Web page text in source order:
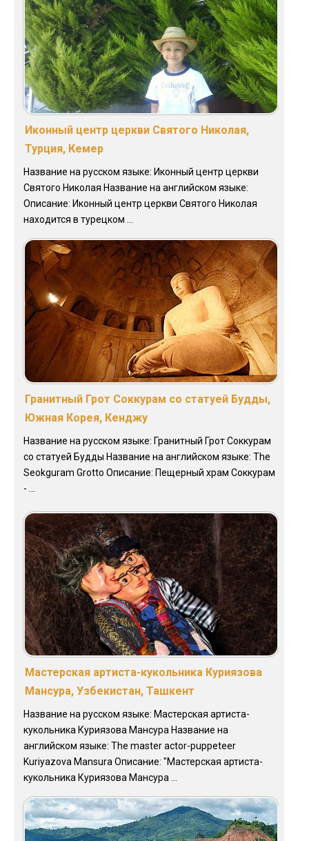
Иконный центр церкви Святого Николая,
Турция, Кемер
Название на русском языке: Иконный центр церкви
Святого Николая Название на английском языке:
Описание: Иконный центр церкви Святого Николая
находится в турецком ...
Гранитный Грот Соккурам со статуей Будды,
Южная Корея, Кенджу
Название на русском языке: Гранитный Грот Соккурам
со статуей Будды Название на английском языке: The
Seokguram Grotto Описание: Пещерный храм Соккурам
- ...
Мастерская артиста-кукольника Куриязова
Мансура, Узбекистан, Ташкент
Название на русском языке: Мастерская артиста-
кукольника Куриязова Мансура Название на
английском языке: The master actor-puppeteer
Kuriyazova Mansura Описание: "Мастерская артиста-
кукольника Куриязова Мансура ...